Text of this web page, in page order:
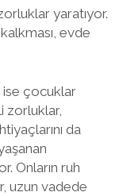
yaratıyor.
evde
ise çocuklar
zorluklar,
da
Onların ruh
uzun vadede